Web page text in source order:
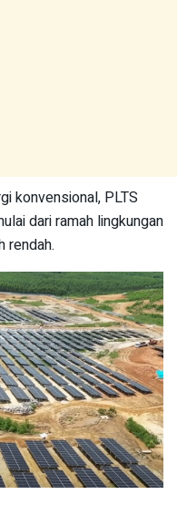
konvensional, PLTS
dari ramah lingkungan
rendah.